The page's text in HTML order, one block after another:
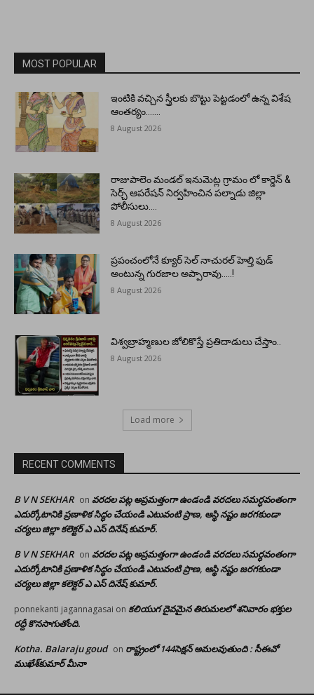
MOST POPULAR
ఇంటికి వచ్చిన స్త్రీలకు బొట్టు పెట్టడంలో ఉన్న విశేష
ఆంతర్యం…….
8 August 2026
రాజుపాలెం మండల్ ఇనుమెట్ల గ్రామం లో కార్డెన్ &
సెర్చ్ ఆపరేషన్ నిర్వహించిన పల్నాడు జిల్లా
పోలీసులు….
8 August 2026
ప్రపంచంలోనే క్యూర్ సెల్ నాచురల్ హెల్తి ఫుడ్
అంటున్న గురజాల అప్పారావు…..!
8 August 2026
విశ్వబ్రాహ్మణుల జోలికొస్తే ప్రతిదాడులు చేస్తాం..
8 August 2026
Load more
RECENT COMMENTS
B V N SEKHAR on వరదల పట్ల అప్రమత్తంగా ఉండండి వరదలు సమర్ధవంతంగా
ఎదుర్కోటానికి ప్రణాళిక సిద్ధం చేయండి ఎటువంటి ప్రాణ, ఆస్థి నష్టం జరగకుండా
చర్యలు జిల్లా కలెక్టర్ ఎ ఎస్ దినేష్ కుమార్.
B V N SEKHAR on వరదల పట్ల అప్రమత్తంగా ఉండండి వరదలు సమర్ధవంతంగా
ఎదుర్కోటానికి ప్రణాళిక సిద్ధం చేయండి ఎటువంటి ప్రాణ, ఆస్థి నష్టం జరగకుండా
చర్యలు జిల్లా కలెక్టర్ ఎ ఎస్ దినేష్ కుమార్.
ponnekanti jagannagasai on కలియుగ దైవమైన తిరుమలలో శనివారం భక్తుల
రద్దీ కొనసాగుతోంది.
Kotha. Balaraju goud on రాష్ట్రంలో 144సెక్షన్ అమలవుతుంది : సీఈవో
ముఖేశ్‌కుమార్‌ మీనా